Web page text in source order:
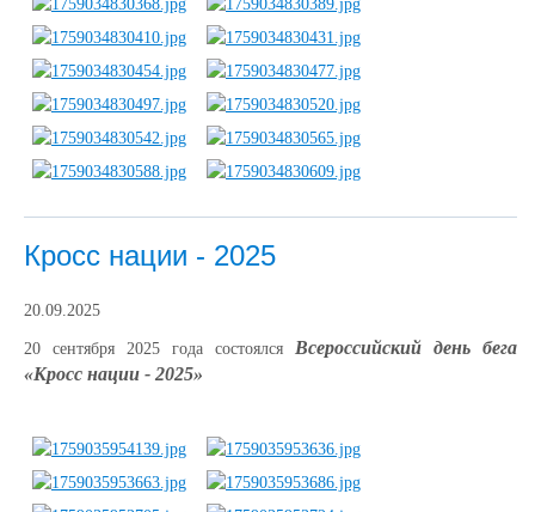
Кросс нации - 2025
20.09.2025
20 сентября 2025 года состоялся Всероссийский день бега
«Кросс нации - 2025»